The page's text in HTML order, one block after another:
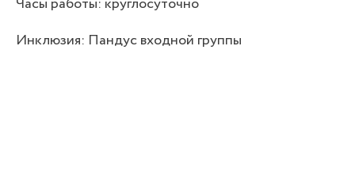
Инклюзия: Пандус входной группы